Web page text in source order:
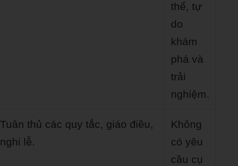
thể, tự
do
khám
phá và
trải
nghiệm.
Tuân thủ các quy tắc, giáo điều,
nghi lễ.
Không
có yêu
cầu cụ